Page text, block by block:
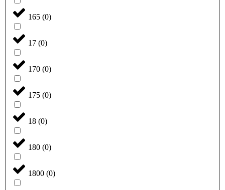
165 (0)
17 (0)
170 (0)
175 (0)
18 (0)
180 (0)
1800 (0)